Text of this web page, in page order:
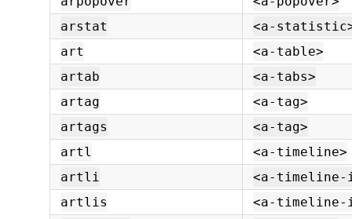
arstat
<a-
art
<a-table>
artab
<a-tabs>
artag
<a-tag>
artags
<a-tag>
artl
<a-timeline>
artli
<a-timeline-
artlis
<a-timeline-